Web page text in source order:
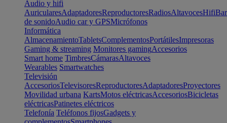
Audio y hifi
AuricularesAdaptadoresReproductoresRadiosAltavocesHifi
de sonidoAudio car y GPSMicrófonos
Informática
AlmacenamientoTabletsComplementosPortátilesImpresoras
Gaming & streaming Monitores gamingAccesorios
Smart home TimbresCámarasAltavoces
Wearables Smartwatches
Televisión
AccesoriosTelevisoresReproductoresAdaptadoresProyectores
Movilidad urbana KartsMotos eléctricasAccesoriosBicicletas
eléctricasPatinetes eléctricos
Telefonía Teléfonos fijosGadgets y